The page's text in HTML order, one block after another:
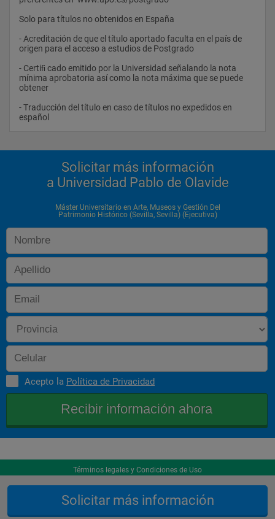
Solicitar más información
materia para los titulos de Máster.
TIPO DE MATERIA
CRÉDITOS MODALIDAD
INVESTIGADORA
CRÉDITOS MODALIDAD
PROFESIONAL
Obligatorias 46 46
Prácticas externas  -- 6
Trabajo ﬁ n de Máster  12 6
Arte, Museos y Gestión del Patrimonio HistóricoMÓDULO IV.
Museos y exposiciones ). Obligatorio
- Percepción social de los museos  Presencial
- Museografía digital. Los nuevos museos . Presencial
MÓDULO V-A.  Obligatorio (Modalidad Investigadora)
- Metodologías para la investigación. (3 créditos). Presencial
- Profundización en la investigación americanista  Presencial
- Casos de estudio e investigación de bienes patrimoniales
MÓDULO V-B.  Obligatorio (Modalidad Profesionalizante)
- Seminario sobre gestión y difusión del patrimonio cultural
local
Solo para títulos no obtenidos en España
- Acreditación de que el título aportado faculta en el país de
origen para el acceso a estudios de Postgrado
- Certiﬁ cado emitido por la Universidad señalando la nota
mínima aprobatoria así como la nota máxima que se puede
obtener
- Traducción del título en caso de títulos no expedidos en
español
Solicitar más información
a Universidad Pablo de Olavide
Máster Universitario en Arte, Museos y Gestión Del
Patrimonio Histórico (Sevilla, Sevilla) (Ejecutiva)
Acepto la Política de Privacidad
Términos legales y Condiciones de Uso